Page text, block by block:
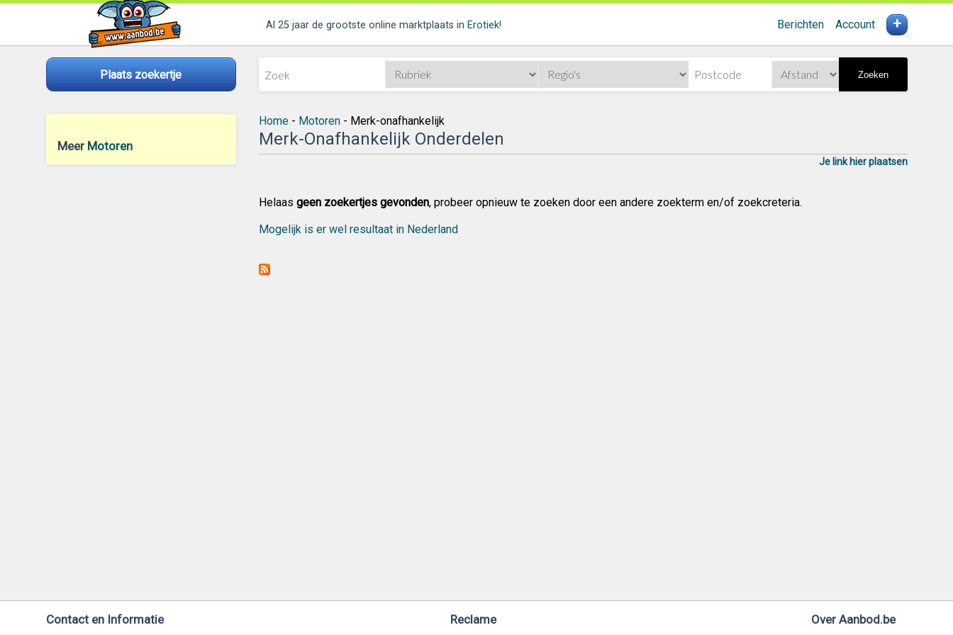
Al 25 jaar de grootste online marktplaats in Erotiek! Berichten Account +
Plaats zoekertje Zoeken
Meer Motoren
Home- Motoren- Merk-onafhankelijk
Merk-Onafhankelijk Onderdelen
Je link hier plaatsen
Helaas geen zoekertjes gevonden, probeer opnieuw te zoeken door een andere zoekterm en/of zoekcreteria.
Mogelijk is er wel resultaat in Nederland
Contact en Informatie Reclame Over Aanbod.be